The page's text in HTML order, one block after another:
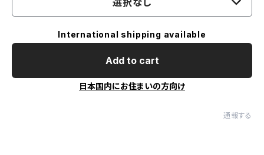
選択なし
International shipping available
Add to cart
日本国内にお住まいの方向け
通報する